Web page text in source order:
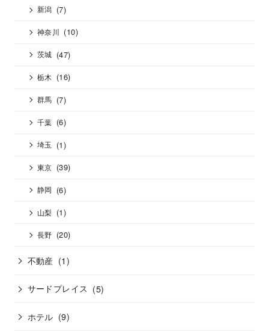
新潟 (7)
神奈川 (10)
茨城 (47)
栃木 (16)
群馬 (7)
千葉 (6)
埼玉 (1)
東京 (39)
静岡 (6)
山梨 (1)
長野 (20)
不動産 (1)
サードプレイス (5)
ホテル (9)